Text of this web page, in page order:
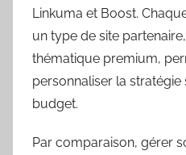
Linkuma et Boost.
un type de site
thématique premium,
personnaliser la stratégie
budget.
Par comparaison, gérer